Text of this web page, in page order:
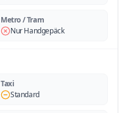
Metro / Tram
Nur Handgepäck
Taxi
Standard